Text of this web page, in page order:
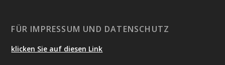
FÜR IMPRESSUM UND DATENSCHUTZ
klicken Sie auf diesen Link